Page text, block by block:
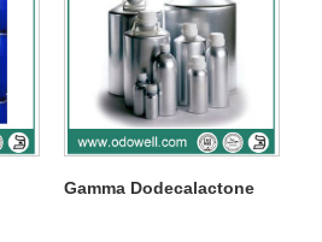
Gamma Dodecalactone